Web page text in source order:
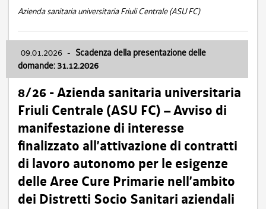
Azienda sanitaria universitaria Friuli Centrale (ASU FC)
09.01.2026 - Scadenza della presentazione delle
domande: 31.12.2026
8/26 - Azienda sanitaria universitaria
Friuli Centrale (ASU FC) – Avviso di
manifestazione di interesse
finalizzato all’attivazione di contratti
di lavoro autonomo per le esigenze
delle Aree Cure Primarie nell’ambito
dei Distretti Socio Sanitari aziendali